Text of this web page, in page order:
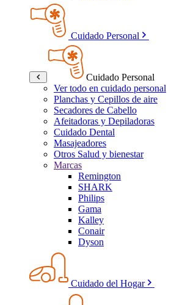
Cuidado Personal
Cuidado Personal
Ver todo en cuidado personal
Planchas y Cepillos de aire
Secadores de Cabello
Afeitadoras y Depiladoras
Cuidado Dental
Masajeadores
Otros Salud y bienestar
Marcas
Remington
SHARK
Philips
Gama
Kalley
Conair
Dyson
Cuidado del Hogar